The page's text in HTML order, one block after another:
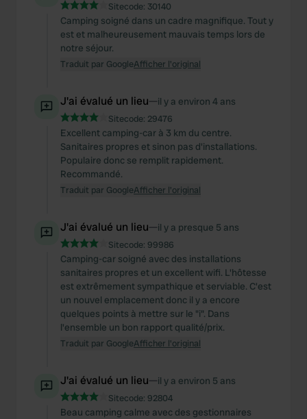
Sitecode: 30140
Camping soigné dans un cadre magnifique. Tout y
est et malheureusement mauvais temps lors de
notre séjour.
Traduit par GoogleAfficher l'original
J'ai évalué un lieu—il y a environ 4 ans
Sitecode: 29476
Excellent camping-car à 3 km du centre.
Sanitaires propres et sinon pas d'installations.
Populaire donc se remplit rapidement.
Recommandé.
Traduit par GoogleAfficher l'original
J'ai évalué un lieu—il y a presque 5 ans
Sitecode: 99986
Camping-car soigné avec des installations
sanitaires propres et un excellent wifi. L'hôtesse
est extrêmement sympathique et serviable. C'est
un nouvel emplacement donc il y a encore
quelques points à mettre sur le "i". Dans
l'ensemble un bon rapport qualité/prix.
Traduit par GoogleAfficher l'original
J'ai évalué un lieu—il y a environ 5 ans
Sitecode: 92804
Beau camping calme avec des gestionnaires